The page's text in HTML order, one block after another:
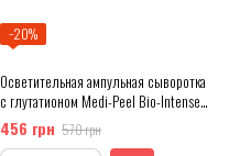
−20%
Осветительная ампульная сыворотка
с глутатионом Medi-Peel Bio-Intense
Glutathione White Ampoule
456 грн 570 грн